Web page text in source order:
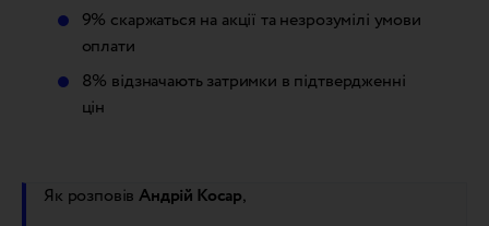
9% скаржаться на акції та незрозумілі умови
оплати
8% відзначають затримки в підтвердженні
цін
Як розповівАндрій Косар,